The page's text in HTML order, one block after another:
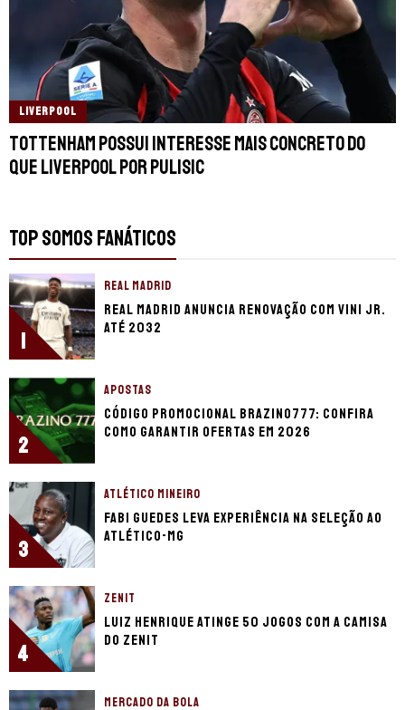
LIVERPOOL
Tottenham possui interesse mais concreto do
que Liverpool por Pulisic
TOP SOMOS FANÁTICOS
1
REAL MADRID
Real Madrid anuncia renovação com Vini Jr.
até 2032
2
APOSTAS
Código promocional Brazino777: confira
como garantir ofertas em 2026
3
ATLÉTICO MINEIRO
Fabi Guedes leva experiência na seleção ao
Atlético-MG
4
ZENIT
Luiz Henrique atinge 50 jogos com a camisa
do Zenit
MERCADO DA BOLA